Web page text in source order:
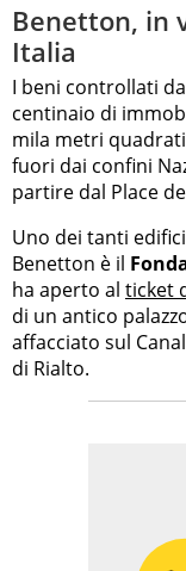
Benetton, in
Italia
I beni controllati
centinaio di
mila metri
fuori dai confini
partire dal Place
Uno dei tanti
Benetton è il
ha aperto al ticket
di un antico
affacciato sul
di Rialto.